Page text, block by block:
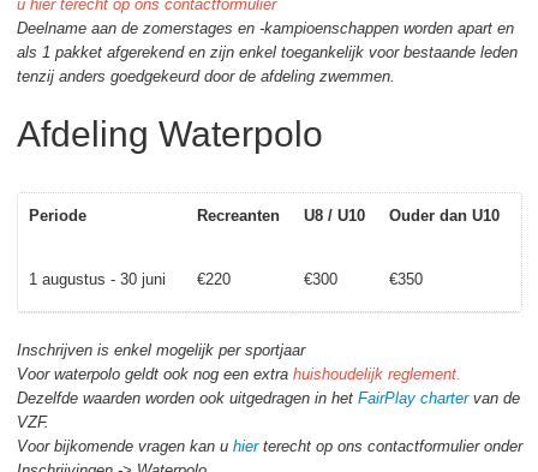
u hier terecht op ons contactformulier
Deelname aan de zomerstages en -kampioenschappen worden apart en
als 1 pakket afgerekend en zijn enkel toegankelijk voor bestaande leden
tenzij anders goedgekeurd door de afdeling zwemmen.
Afdeling Waterpolo
Periode Recreanten U8 / U10 Ouder dan U10
1 augustus - 30 juni €220 €300 €350
Inschrijven is enkel mogelijk per sportjaar
Voor waterpolo geldt ook nog een extra huishoudelijk reglement.
Dezelfde waarden worden ook uitgedragen in het FairPlay chartervan de
VZF.
Voor bijkomende vragen kan u hierterecht op ons contactformulier onder